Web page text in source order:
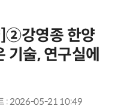
]②강영종 한양
기술, 연구실에
: 2026-05-21 10:49